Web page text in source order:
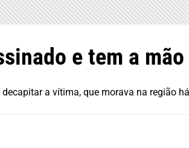
e tem a
a vítima, que morava na região